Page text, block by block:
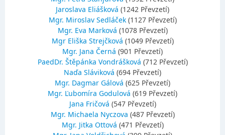
Jaroslava Eliášková (1242 Převzetí)
Mgr. Miroslav Sedláček (1127 Převzetí)
Mgr. Eva Marková (1078 Převzetí)
Mgr Eliška Strejčková (1049 Převzetí)
Mgr. Jana Černá (901 Převzetí)
PaedDr. Štěpánka Vondrášková (712 Převzetí)
Naďa Sláviková (694 Převzetí)
Mgr. Dagmar Gálová (625 Převzetí)
Mgr. Ľubomíra Godulová (619 Převzetí)
Jana Fričová (547 Převzetí)
Mgr. Michaela Nyczova (487 Převzetí)
Mgr. Jitka Ottová (471 Převzetí)